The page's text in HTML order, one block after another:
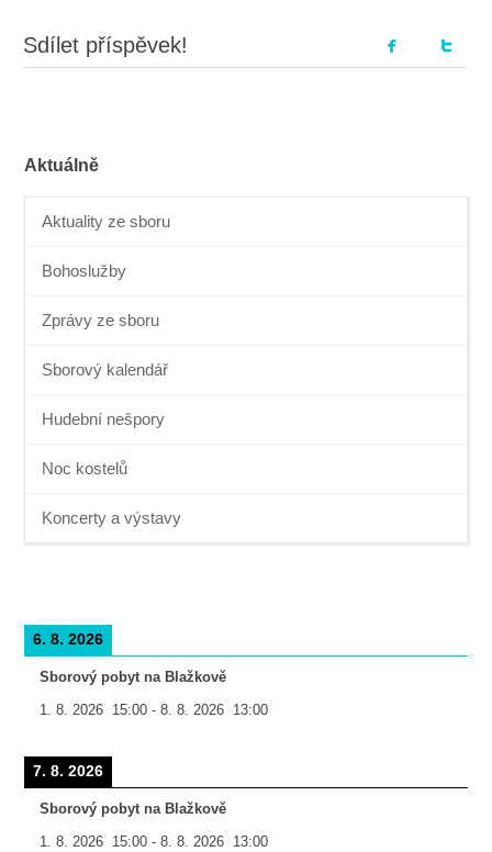
Sdílet příspěvek!
Aktuálně
Aktuality ze sboru
Bohoslužby
Zprávy ze sboru
Sborový kalendář
Hudební nešpory
Noc kostelů
Koncerty a výstavy
6. 8. 2026
Sborový pobyt na Blažkově
1. 8. 2026 15:00 -8. 8. 2026 13:00
7. 8. 2026
Sborový pobyt na Blažkově
1. 8. 2026 15:00 -8. 8. 2026 13:00